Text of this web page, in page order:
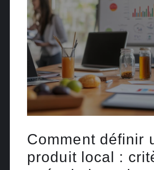
Comment définir
produit local :